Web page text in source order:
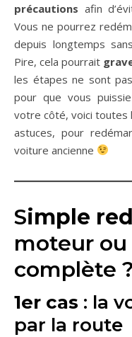
précautions afin
Vous ne pourrez
depuis longtemps
Pire, cela pourrait
les étapes ne sont
pour que vous
votre côté, voici toutes
astuces, pour
voiture ancienne
Simple
moteur ou
complète ?
1er cas : la
par la route